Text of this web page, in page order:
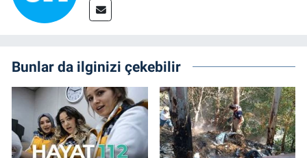
Bunlar da ilginizi çekebilir